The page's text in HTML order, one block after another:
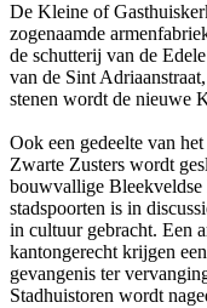
De Kleine of
zogenaamde
de schutterij van de
van de Sint
stenen wordt de nieuwe
Ook een gedeelte van
Zwarte Zusters wordt
bouwvallige Bleekveldse
stadspoorten is in
in cultuur gebracht. Een
kantongerecht krijgen
gevangenis ter
Stadhuistoren wordt